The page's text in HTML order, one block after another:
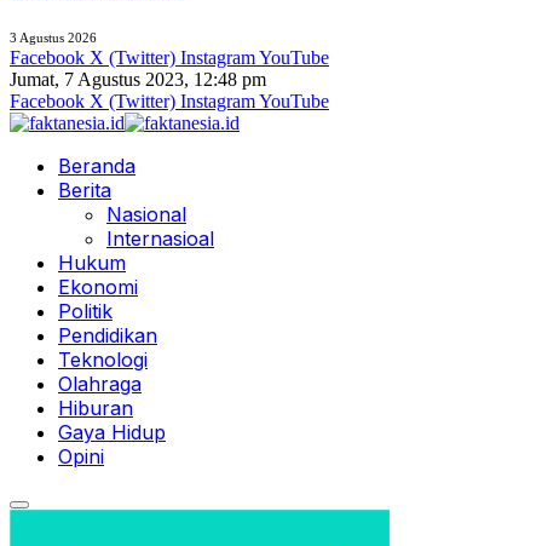
3 Agustus 2026
Facebook X (Twitter) InstagramYouTube
Jumat, 7 Agustus 2023, 12:48 pm
Facebook X (Twitter) InstagramYouTube
Beranda
Berita
Nasional
Internasioal
Hukum
Ekonomi
Politik
Pendidikan
Teknologi
Olahraga
Hiburan
Gaya Hidup
Opini